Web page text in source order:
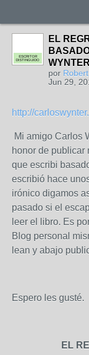
ESCRITOR
DISTINGUIDO
EL
por
Jun 29,
http://
Mi amigo Carlos
honor de publicar
que escribi
escribió hace
irónico digamos
pasado si el
leer el libro. Es
Blog personal
lean y abajo
Espero les gusté.
EL